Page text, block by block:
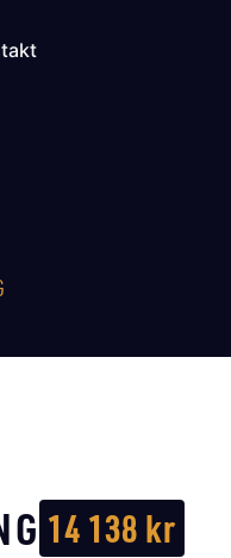
14 138kr